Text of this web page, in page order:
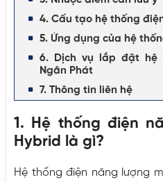
4. Cấu tạo hệ thống
5. Ứng dụng của hệ
6. Dịch vụ lắp đặt hệ
Ngân Phát
7. Thông tin liên hệ
1. Hệ thống điện
Hybrid là gì?
Hệ thống điện năng lượng